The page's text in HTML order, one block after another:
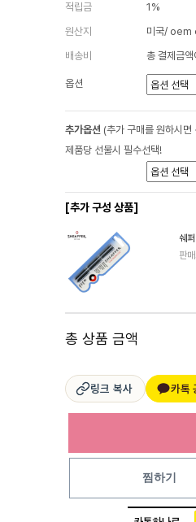
적립금
1%
원산지
미국/ oem
배송비
총 결제금
옵션
추가옵션 (추가 구매를 원하시면
제품당 선물시 필수선택!
[추가 구성 상품]
쉐
판
총 상품 금액
링크 복사 카톡
찜하기